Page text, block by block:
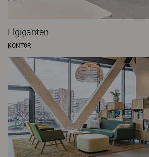
Elgiganten
KONTOR